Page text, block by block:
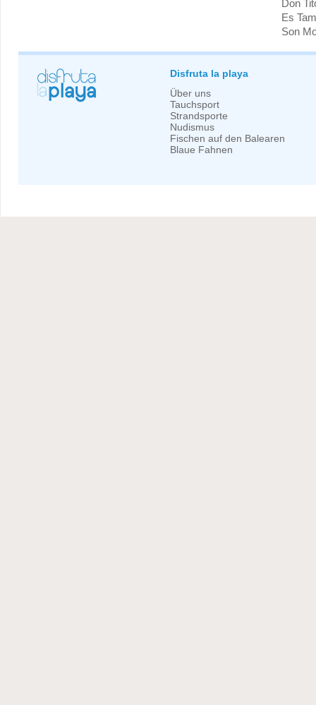
Don
Es
Son
Disfruta la playa
Über uns
Tauchsport
Strandsporte
Nudismus
Fischen auf den Balearen
Blaue Fahnen